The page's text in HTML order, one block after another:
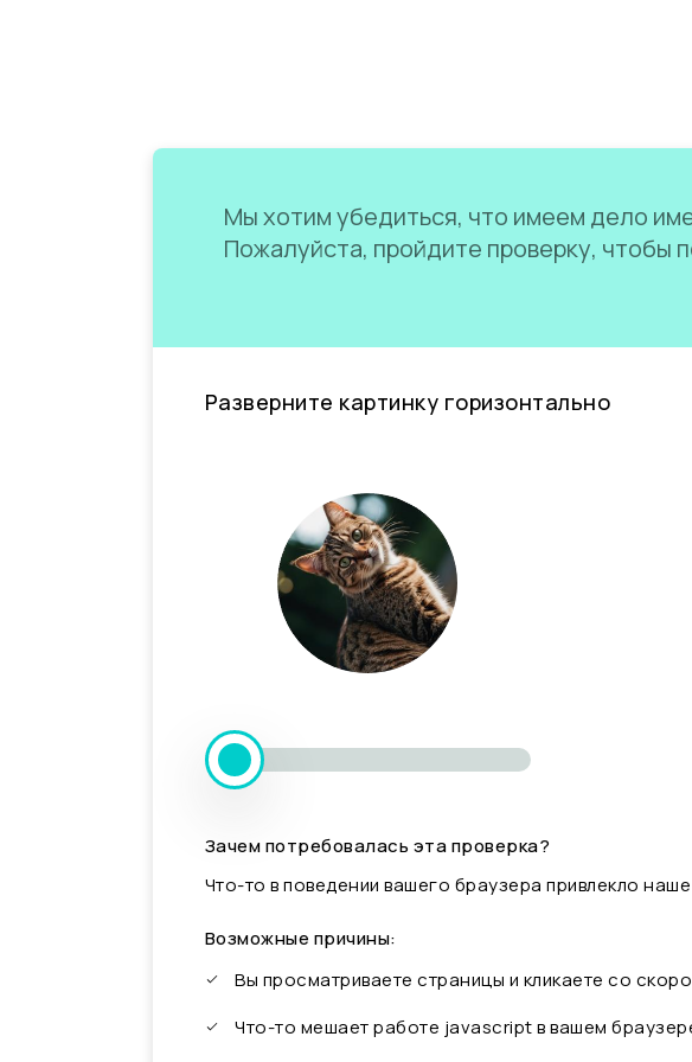
Мы хотим убедиться, что имеем дело
Пожалуйста, пройдите проверку, чтобы
Разверните картинку горизонтально
Зачем потребовалась эта проверка?
Что-то в поведении вашего браузера привлекло
Возможные причины:
Вы просматриваете страницы и кликаете со
Что-то мешает работе javascript в вашем